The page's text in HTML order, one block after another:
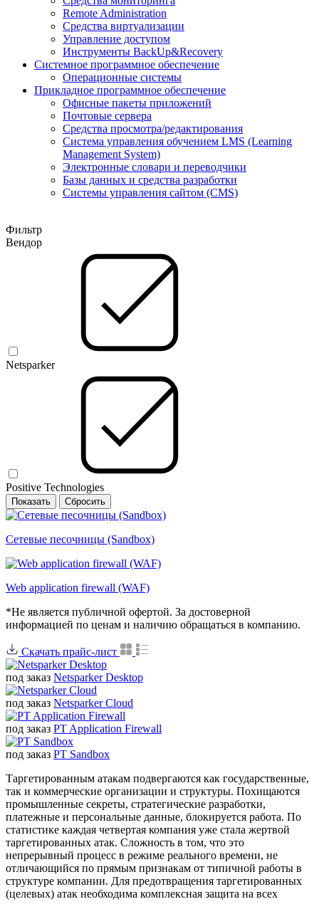
Remote Administration
Средства виртуализации
Управление доступом
Инструменты BackUp&Recovery
Системное программное обеспечение
Операционные системы
Прикладное программное обеспечение
Офисные пакеты приложений
Почтовые сервера
Средства просмотра/редактирования
Система управления обучением LMS (Learning
Management System)
Электронные словари и переводчики
Базы данных и средства разработки
Системы управления сайтом (CMS)
Фильтр
Вендор
Netsparker
Positive Technologies
Сетевые песочницы (Sandbox)
Web application firewall (WAF)
*Не является публичной офертой. За достоверной
информацией по ценам и наличию обращаться в компанию.
Скачать прайс-лист
под заказ Netsparker Desktop
под заказ Netsparker Cloud
под заказ PT Application Firewall
под заказ PT Sandbox
Таргетированным атакам подвергаются как государственные,
так и коммерческие организации и структуры. Похищаются
промышленные секреты, стратегические разработки,
платежные и персональные данные, блокируется работа. По
статистике каждая четвертая компания уже стала жертвой
таргетированных атак. Сложность в том, что это
непрерывный процесс в режиме реального времени, не
отличающийся по прямым признакам от типичной работы в
структуре компании. Для предотвращения таргетированных
(целевых) атак необходима комплексная защита на всех